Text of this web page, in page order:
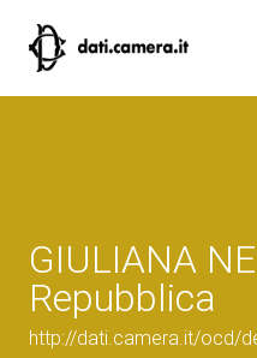
GIULIANA
Repubblica
http://dati.camera.it/ocd/